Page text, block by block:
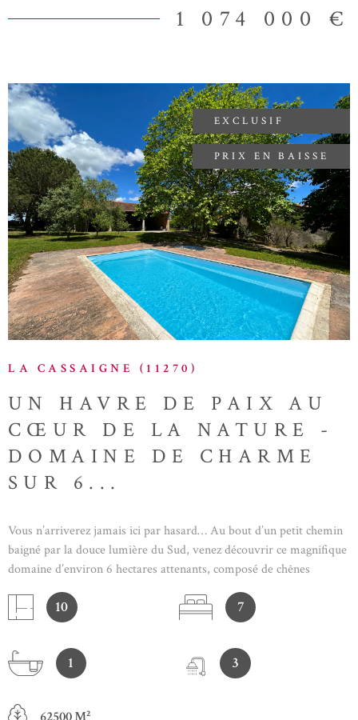
obligation légale de débroussaillement. Les informations sur les
risques auxquels ce bien est exposé sont disponibles sur le site
1 074 000 €
LA CASSAIGNE (11270)
UN HAVRE DE PAIX AU
CŒUR DE LA NATURE -
DOMAINE DE CHARME
SUR 6...
Vous n’arriverez jamais ici par hasard… Au bout d’un petit chemin
baigné par la douce lumière du Sud, venez découvrir ce magnifique
domaine d’environ 6 hectares attenants, composé de chênes
truffiers, de sentiers bucoliques et d’une nature préservée, loin du
tumulte de la ville. Ici, le temps ralentit. On respire, on se
ressource, on partage de précieux moments en famille ou entre
amis… Un véritable havre de paix où chaque saison dévoile son
charme. La maison principale offre environ 291 m² habitables et
séduit par ses volumes généreux et son authenticité. Un logement
indépendant d’environ 68 m² complète l’ensemble : idéal pour
10 7
1 3
62500 M²
EXCLUSIF
PRIX EN BAISSE
VOIR LE BIEN